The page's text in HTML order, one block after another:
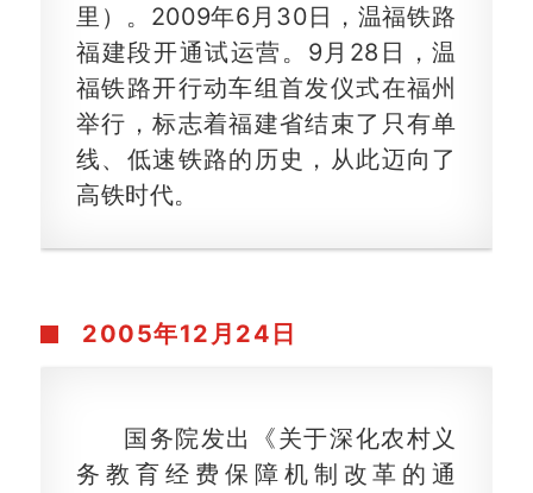
里）。2009年6月30日，温福铁路
福建段开通试运营。9月28日，温
福铁路开行动车组首发仪式在福州
举行，标志着福建省结束了只有单
线、低速铁路的历史，从此迈向了
高铁时代。
2005年12月24日
国务院发出《关于深化农村义
务教育经费保障机制改革的通